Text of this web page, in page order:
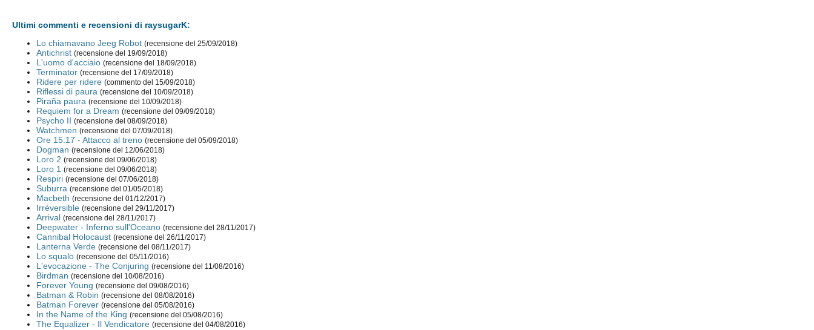
Ultimi commenti e recensioni di raysugarK:
Lo chiamavano Jeeg Robot (recensione del 25/09/2018)
Antichrist (recensione del 19/09/2018)
L'uomo d'acciaio (recensione del 18/09/2018)
Terminator (recensione del 17/09/2018)
Ridere per ridere (commento del 15/09/2018)
Riflessi di paura (recensione del 10/09/2018)
Piraña paura (recensione del 10/09/2018)
Requiem for a Dream (recensione del 09/09/2018)
Psycho II (recensione del 08/09/2018)
Watchmen (recensione del 07/09/2018)
Ore 15:17 - Attacco al treno (recensione del 05/09/2018)
Dogman (recensione del 12/06/2018)
Loro 2 (recensione del 09/06/2018)
Loro 1 (recensione del 09/06/2018)
Respiri (recensione del 07/06/2018)
Suburra (recensione del 01/05/2018)
Macbeth (recensione del 01/12/2017)
Irréversible (recensione del 29/11/2017)
Arrival (recensione del 28/11/2017)
Deepwater - Inferno sull'Oceano (recensione del 28/11/2017)
Cannibal Holocaust (recensione del 26/11/2017)
Lanterna Verde (recensione del 08/11/2017)
Lo squalo (recensione del 05/11/2016)
L'evocazione - The Conjuring (recensione del 11/08/2016)
Birdman (recensione del 10/08/2016)
Forever Young (recensione del 09/08/2016)
Batman & Robin (recensione del 08/08/2016)
Batman Forever (recensione del 05/08/2016)
In the Name of the King (recensione del 05/08/2016)
The Equalizer - Il Vendicatore (recensione del 04/08/2016)